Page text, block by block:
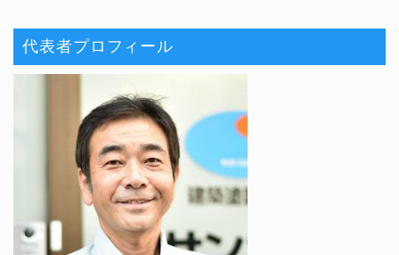
代表者プロフィール